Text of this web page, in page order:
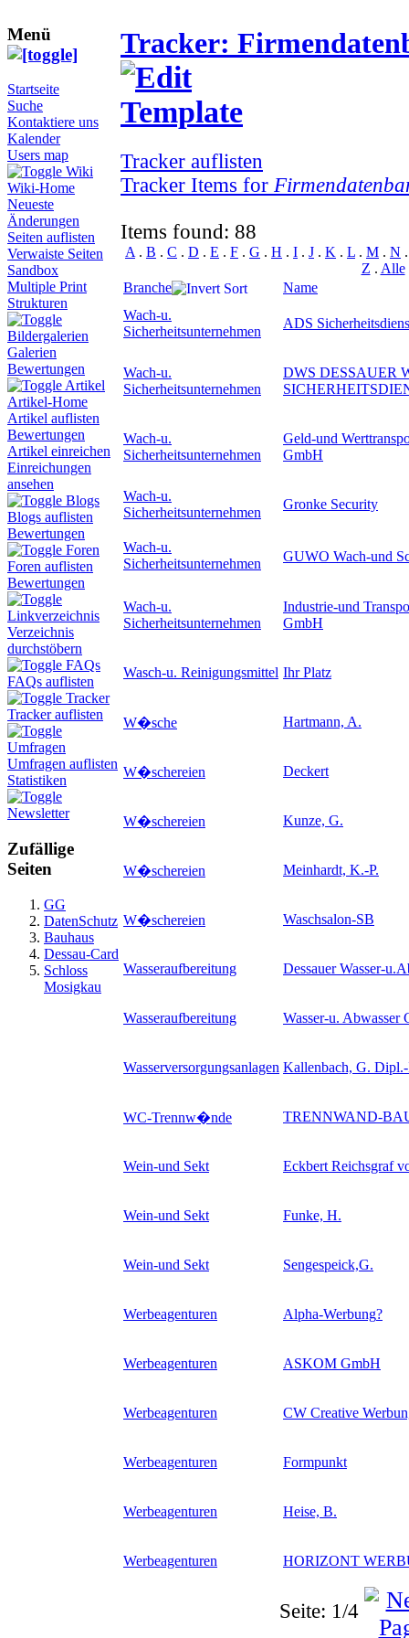
Menü
Startseite
Suche
Kontaktiere uns
Kalender
Users map
Wiki
Wiki-Home
Neueste
Änderungen
Seiten auflisten
Verwaiste Seiten
Sandbox
Multiple Print
Strukturen
Bildergalerien
Galerien
Bewertungen
Artikel
Artikel-Home
Artikel auflisten
Bewertungen
Artikel einreichen
Einreichungen
ansehen
Blogs
Blogs auflisten
Bewertungen
Foren
Foren auflisten
Bewertungen
Linkverzeichnis
Verzeichnis
durchstöbern
FAQs
FAQs auflisten
Tracker
Tracker auflisten
Umfragen
Umfragen auflisten
Statistiken
Newsletter
Zufällige
Seiten
GG
DatenSchutz
Bauhaus
Dessau-Card
Schloss
Mosigkau
Tracker:
Tracker auflisten
Tracker Items for
Items found: 88
A . B . C . D . E . F . G . H . I . J . K . L . M . N
Z . Alle
Branche
Name
Wach-u.
Sicherheitsunternehmen
ADS
Wach-u.
Sicherheitsunternehmen
DWS DESSAUER
Wach-u.
Sicherheitsunternehmen
Geld-und
GmbH
Wach-u.
Sicherheitsunternehmen
Gronke Security
Wach-u.
Sicherheitsunternehmen
GUWO Wach-und
Wach-u.
Sicherheitsunternehmen
Industrie-und
GmbH
Wasch-u. Reinigungsmittel Ihr Platz
W�sche Hartmann, A.
W�schereien Deckert
W�schereien Kunze, G.
W�schereien Meinhardt, K.-P.
W�schereien Waschsalon-SB
Wasseraufbereitung Dessauer Wasser-
Wasseraufbereitung Wasser-u. Abwasser
Wasserversorgungsanlagen Kallenbach, G.
WC-Trennw�nde TRENNWAND-
Wein-und Sekt Eckbert Reichsgraf
Wein-und Sekt Funke, H.
Wein-und Sekt Sengespeick,G.
Werbeagenturen Alpha-Werbung?
Werbeagenturen ASKOM GmbH
Werbeagenturen CW Creative
Werbeagenturen Formpunkt
Werbeagenturen Heise, B.
Werbeagenturen HORIZONT
Seite: 1/4